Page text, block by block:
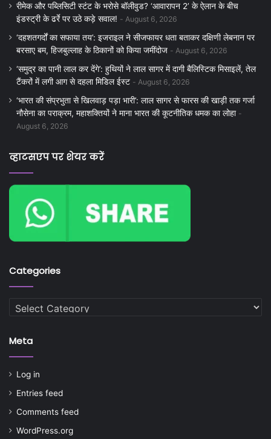
रीमेक और पब्लिसिटी स्टंट के भरोसे बॉलीवुड? ‘आवारापन 2’ के ऐलान के बीच
इंडस्ट्री के ढर्रे पर उठे कड़े सवाल!
August 6, 2026
‘दहशतगर्दों का सफाया तय’: इजराइल ने सीजफायर धता बताकर दक्षिणी लेबनान पर
बरसाए बम, हिजबुल्लाह के ठिकानों को किया जमींदोज
August 6, 2026
‘समुद्र का पानी लाल कर देंगे’: हुथियों ने लाल सागर में दागी बैलिस्टिक मिसाइलें, तेल
टैंकरों में लगी आग से दहला मिडिल ईस्ट
August 6, 2026
‘भारत की संप्रभुता से खिलवाड़ पड़ा भारी’: लाल सागर से फारस की खाड़ी तक गर्जा
नौसेना का पराक्रम, महाशक्तियों ने माना भारत की कूटनीतिक धमक का लोहा
August 6, 2026
व्हाटसएप पर शेयर करें
Categories
Categories
Meta
Log in
Entries feed
Comments feed
WordPress.org